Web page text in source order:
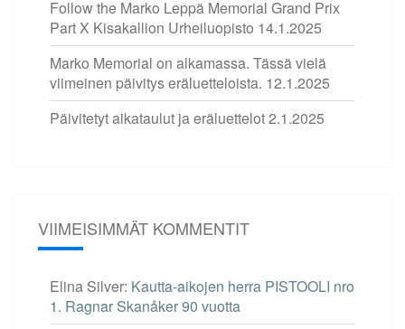
Follow the Marko Leppä Memorial Grand Prix
Part X Kisakallion Urheiluopisto 14.1.2025
Marko Memorial on alkamassa. Tässä vielä
viimeinen päivitys eräluetteloista. 12.1.2025
Päivitetyt aikataulut ja eräluettelot2.1.2025
VIIMEISIMMÄT KOMMENTIT
Elina Silver: Kautta-aikojen herra PISTOOLI nro
1. Ragnar Skanåker 90 vuotta